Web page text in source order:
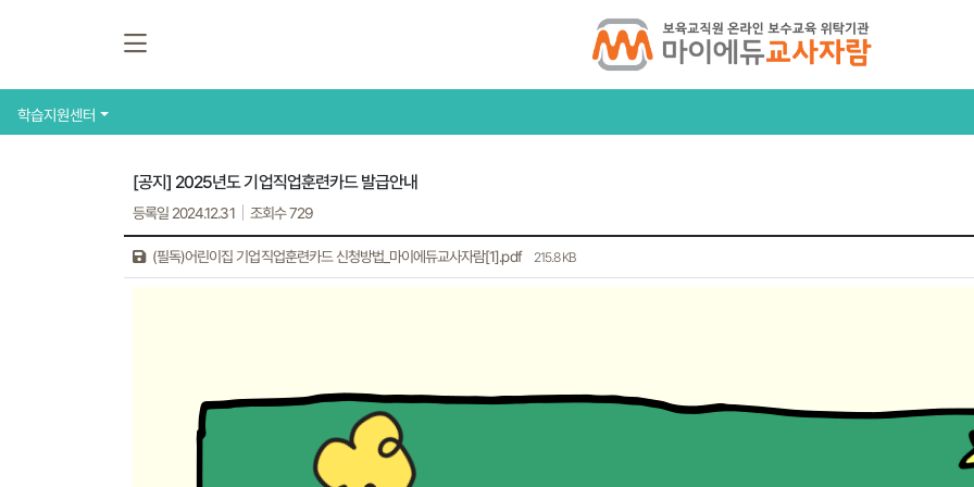
학습지원센터
[공지] 2025년도 기업직업훈련카드 발급안내
등록일 2024.12.31 조회수 729
(필독)어린이집 기업직업훈련카드 신청방법_마이에듀교사자람[1].pdf 215.8 KB